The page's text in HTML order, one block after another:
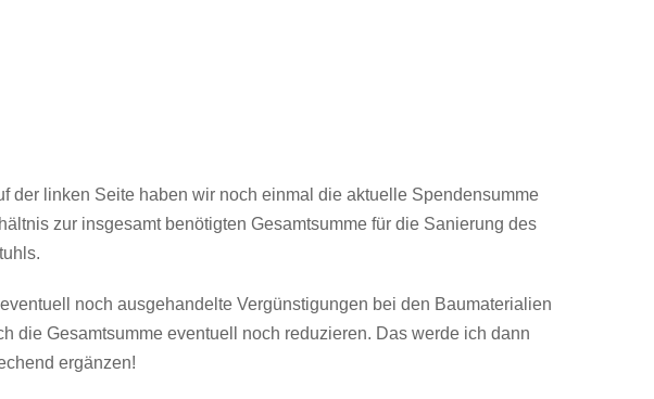
der linken Seite haben wir noch einmal die aktuelle Spendensumme
zur insgesamt benötigten Gesamtsumme für die Sanierung des
noch ausgehandelte Vergünstigungen bei den Baumaterialien
die Gesamtsumme eventuell noch reduzieren. Das werde ich dann
ergänzen!